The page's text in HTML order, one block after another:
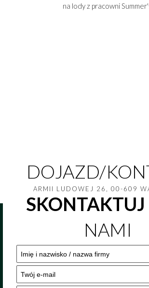
na lody z pracowni
DOJAZD/
ARMII LUDOWEJ 26, 00-609
SKONTAKTUJ
NAMI